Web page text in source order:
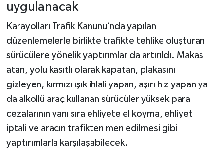
uygulanacak
Karayolları Trafik Kanunu’nda yapılan
düzenlemelerle birlikte trafikte tehlike oluşturan
sürücülere yönelik yaptırımlar da artırıldı. Makas
atan, yolu kasıtlı olarak kapatan, plakasını
gizleyen, kırmızı ışık ihlali yapan, aşırı hız yapan ya
da alkollü araç kullanan sürücüler yüksek para
cezalarının yanı sıra ehliyete el koyma, ehliyet
iptali ve aracın trafikten men edilmesi gibi
yaptırımlarla karşılaşabilecek.